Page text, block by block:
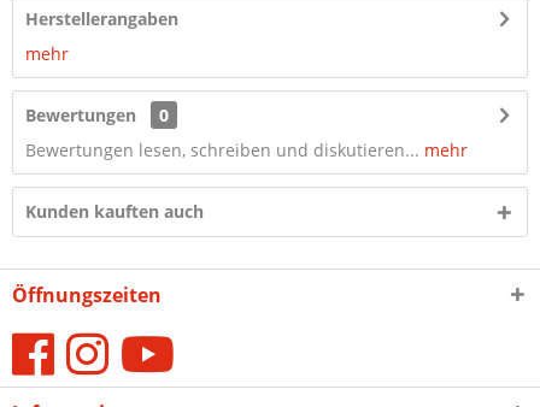
Herstellerangaben
mehr
Bewertungen
0
Bewertungen lesen, schreiben und diskutieren... mehr
Kunden kauften auch
Öffnungszeiten